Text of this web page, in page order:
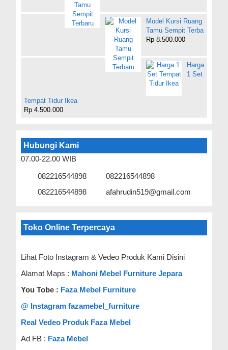
Model Kursi Ruang
Tamu Sempit Terba
Rp 8.500.000
Harga
1 Set
Tempat Tidur Ikea
Rp 4.500.000
Hubungi Kami
07.00-22.00 WIB
082216544898
082216544898
082216544898
afahrudin519@gmail.com
Toko Online Terpercaya
Lihat Foto Instagram & Vedeo Produk Kami Disini
Alamat Maps : Mahoni Mebel Furniture Jepara
You Tobe : Faza Mebel Furniture
@ Instagram fazamebel_furniture
Real Vedeo Produk Faza Mebel
Ad FB : Faza Mebel